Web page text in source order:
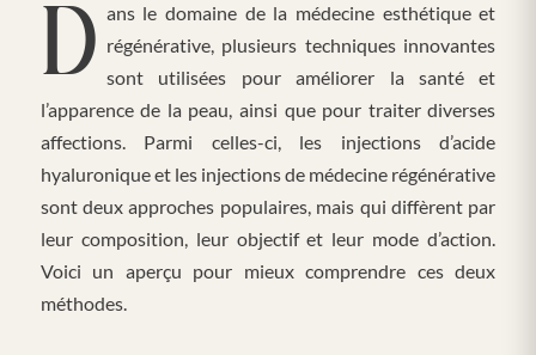
Dans le domaine de la médecine esthétique et régénérative, plusieurs techniques innovantes
sont utilisées pour améliorer la santé et
l’apparence de la peau, ainsi que pour traiter diverses
affections. Parmi celles-ci, les injections d’acide
hyaluronique et les injections de médecine régénérative
sont deux approches populaires, mais qui diffèrent par
leur composition, leur objectif et leur mode d’action.
Voici un aperçu pour mieux comprendre ces deux
méthodes.